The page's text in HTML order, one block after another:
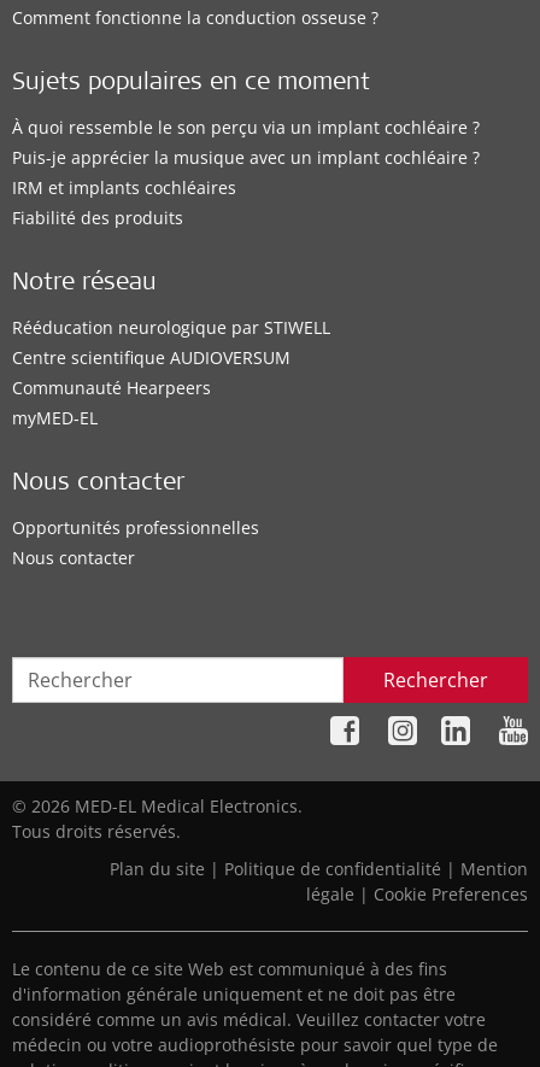
Comment fonctionne la conduction osseuse ?
Sujets populaires en ce moment
À quoi ressemble le son perçu via un implant cochléaire ?
Puis-je apprécier la musique avec un implant cochléaire ?
IRM et implants cochléaires
Fiabilité des produits
Notre réseau
Rééducation neurologique par STIWELL
Centre scientifique AUDIOVERSUM
Communauté Hearpeers
myMED‑EL
Nous contacter
Opportunités professionnelles
Nous contacter
Rechercher
© 2026 MED-EL Medical Electronics.
Tous droits réservés.
Plan du site | Politique de confidentialité | Mention
légale | Cookie Preferences
Le contenu de ce site Web est communiqué à des fins
d'information générale uniquement et ne doit pas être
considéré comme un avis médical. Veuillez contacter votre
médecin ou votre audioprothésiste pour savoir quel type de